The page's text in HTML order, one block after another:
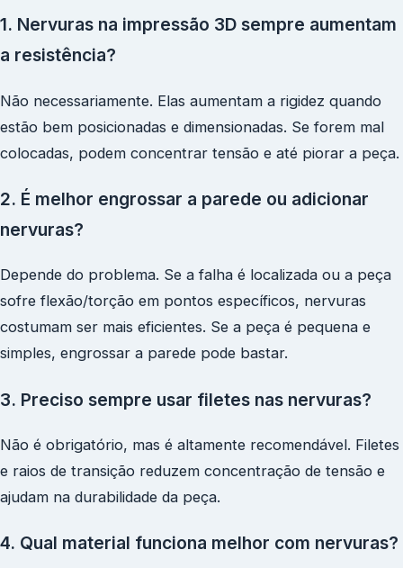
1. Nervuras na impressão 3D sempre aumentam
a resistência?
Não necessariamente. Elas aumentam a rigidez quando
estão bem posicionadas e dimensionadas. Se forem mal
colocadas, podem concentrar tensão e até piorar a peça.
2. É melhor engrossar a parede ou adicionar
nervuras?
Depende do problema. Se a falha é localizada ou a peça
sofre flexão/torção em pontos específicos, nervuras
costumam ser mais eficientes. Se a peça é pequena e
simples, engrossar a parede pode bastar.
3. Preciso sempre usar filetes nas nervuras?
Não é obrigatório, mas é altamente recomendável. Filetes
e raios de transição reduzem concentração de tensão e
ajudam na durabilidade da peça.
4. Qual material funciona melhor com nervuras?